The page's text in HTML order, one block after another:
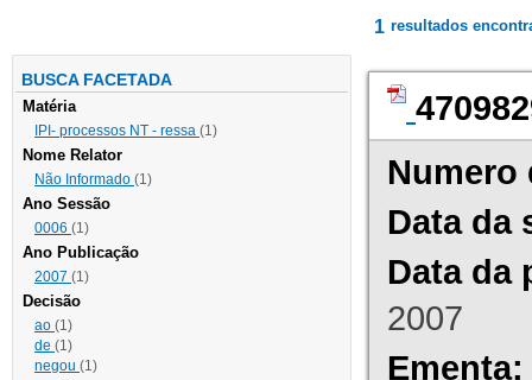
BUSCA FACETADA
Matéria
IPI- processos NT - ressa (1)
Nome Relator
Não Informado (1)
Ano Sessão
0006 (1)
Ano Publicação
2007 (1)
Decisão
ao (1)
de (1)
negou (1)
1 resultados
Numero
Data da
Data da
2007
Ementa: